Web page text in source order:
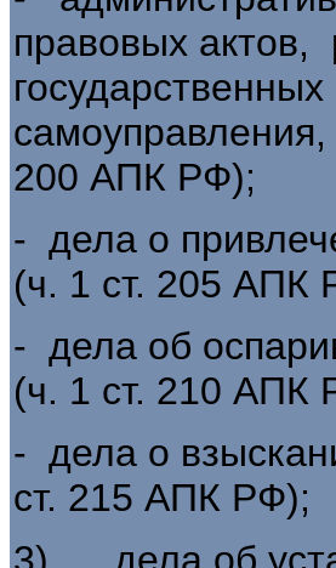
правовых
200 АПК РФ);
- дела о
(ч. 1 ст. 205 АПК
- дела об
(ч. 1 ст. 210 АПК
- дела о
ст. 215 АПК РФ);
3) дела об